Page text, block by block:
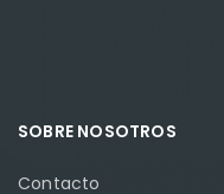
SOBRE NOSOTROS
Contacto